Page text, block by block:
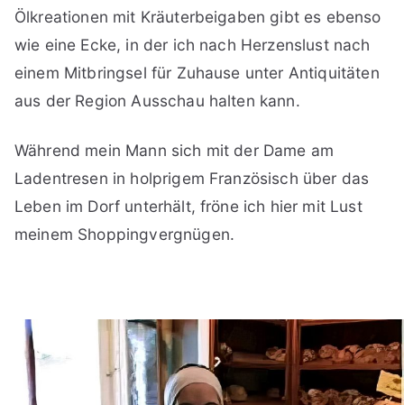
Ölkreationen mit Kräuterbeigaben gibt es ebenso
wie eine Ecke, in der ich nach Herzenslust nach
einem Mitbringsel für Zuhause unter Antiquitäten
aus der Region Ausschau halten kann.
Während mein Mann sich mit der Dame am
Ladentresen in holprigem Französisch über das
Leben im Dorf unterhält, fröne ich hier mit Lust
meinem Shoppingvergnügen.